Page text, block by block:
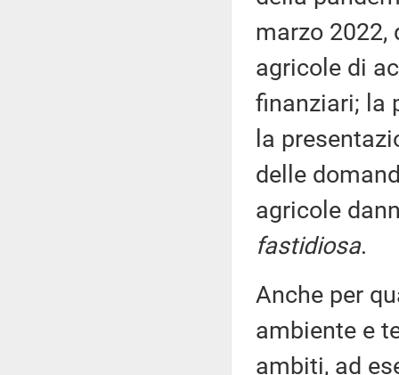
marzo
agricole di
finanziari; la
la
delle
agricole
fastidiosa.
Anche per
ambiente e
ambiti, ad